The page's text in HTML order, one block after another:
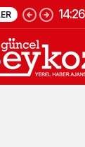
14:26